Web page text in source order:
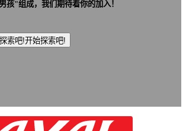
孩"组成，我们期待着你的加入！
索吧!开始探索吧!